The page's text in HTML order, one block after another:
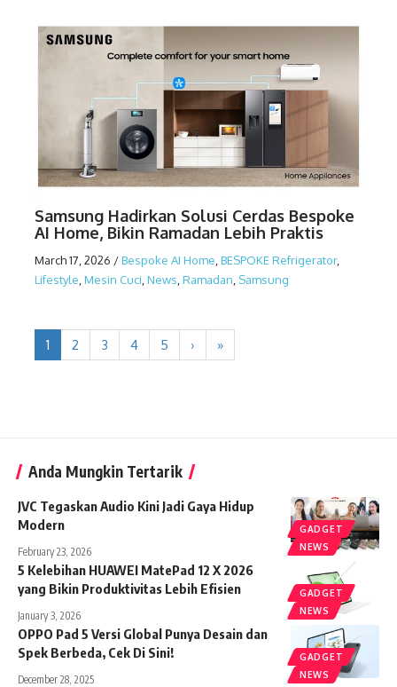
Samsung Hadirkan Solusi Cerdas Bespoke
AI Home, Bikin Ramadan Lebih Praktis
March 17, 2026 /Bespoke AI Home BESPOKE Refrigerator,
Lifestyle Mesin Cuci News Ramadan Samsung
1 2 3 4 5 › »
Anda Mungkin Tertarik
GADGET
NEWS
JVC Tegaskan Audio Kini Jadi Gaya Hidup
Modern
February 23, 2026
GADGET
NEWS
5 Kelebihan HUAWEI MatePad 12 X 2026
yang Bikin Produktivitas Lebih Efisien
January 3, 2026
GADGET
NEWS
OPPO Pad 5 Versi Global Punya Desain dan
Spek Berbeda, Cek Di Sini!
December 28, 2025